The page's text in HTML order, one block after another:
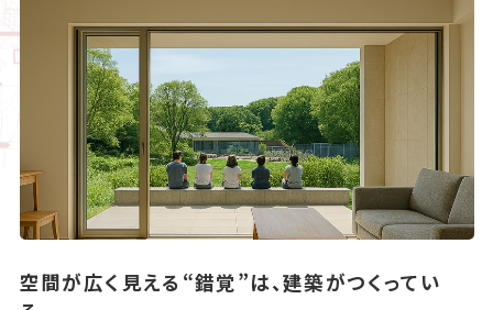
空間が広く見える“錯覚”は、建築がつくってい